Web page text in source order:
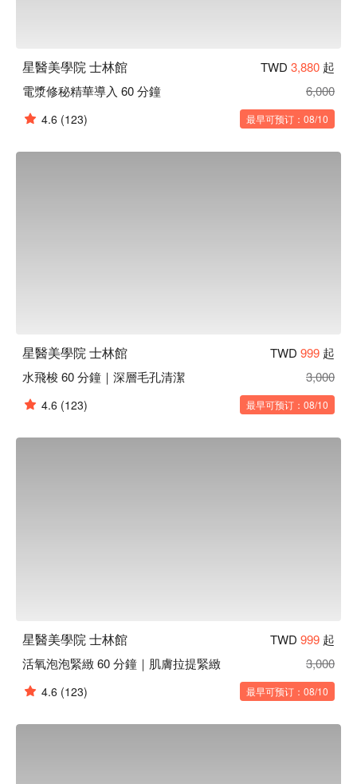
星醫美學院 士林館 TWD 3,880 起
電漿修秘精華導入 60 分鐘
6,000
4.6 (123) 最早可预订：08/10
星醫美學院 士林館 TWD 999 起
水飛梭 60 分鐘｜深層毛孔清潔
3,000
4.6 (123) 最早可预订：08/10
星醫美學院 士林館 TWD 999 起
活氧泡泡緊緻 60 分鐘｜肌膚拉提緊緻
3,000
4.6 (123) 最早可预订：08/10